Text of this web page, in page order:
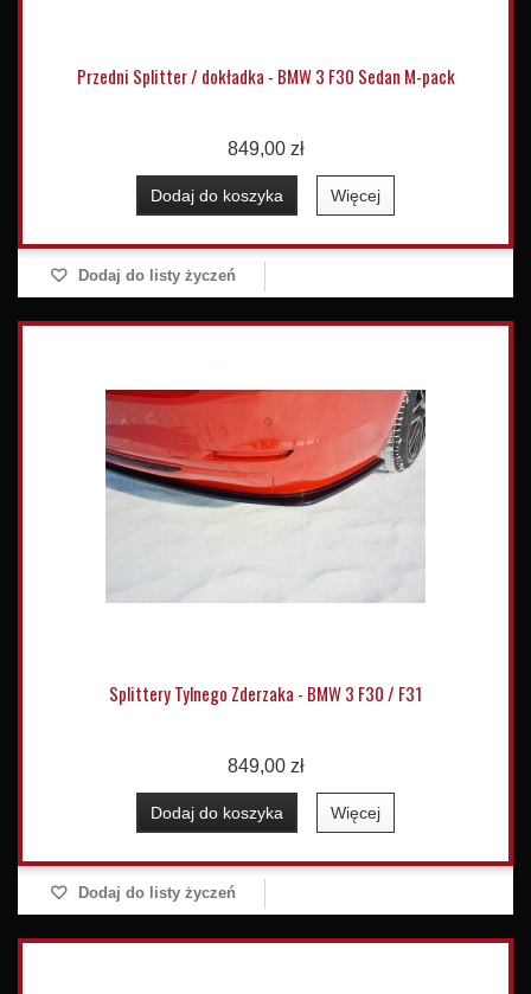
Przedni Splitter / dokładka - BMW 3 F30 Sedan M-pack
849,00 zł
Dodaj do koszyka Więcej
Dodaj do listy życzeń
Splittery Tylnego Zderzaka - BMW 3 F30 / F31
849,00 zł
Dodaj do koszyka Więcej
Dodaj do listy życzeń